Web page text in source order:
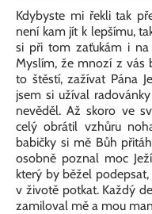
Kdybyste mi řekli tak
není kam jít k lepšímu,
si při tom zaťukám i na
Myslím, že mnozí z vás
to štěstí, zažívat Pána
jsem si užíval
nevěděl. Až skoro ve
celý obrátil vzhůru
babičky si mě Bůh
osobně poznal moc
který by běžel
v životě potkat. Každý
zamiloval mě a mou